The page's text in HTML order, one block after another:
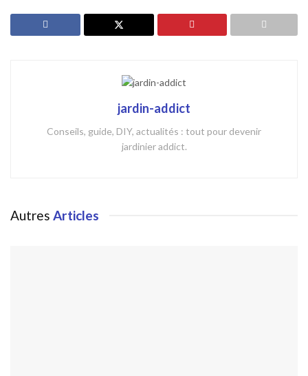
jardin-addict
Conseils, guide, DIY, actualités : tout pour devenir
jardinier addict.
Autres Articles